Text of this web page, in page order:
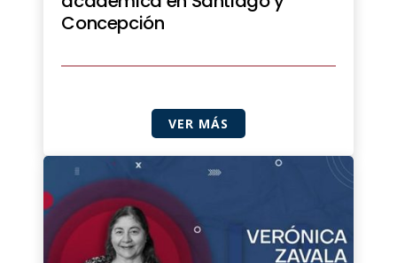
Concepción
VER MÁS